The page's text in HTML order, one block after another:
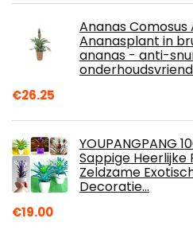
Ananas Comosus
Ananasplant in
ananas - anti-
€26.25
YOUPANGPANG
Sappige Heerlijke
Zeldzame
Decoratie…
€19.00